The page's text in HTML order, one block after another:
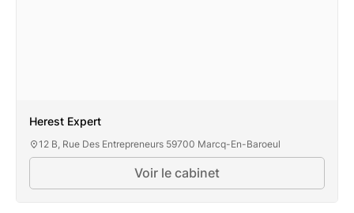
Herest Expert
12 B, Rue Des Entrepreneurs 59700 Marcq-En-Baroeul
Voir le cabinet